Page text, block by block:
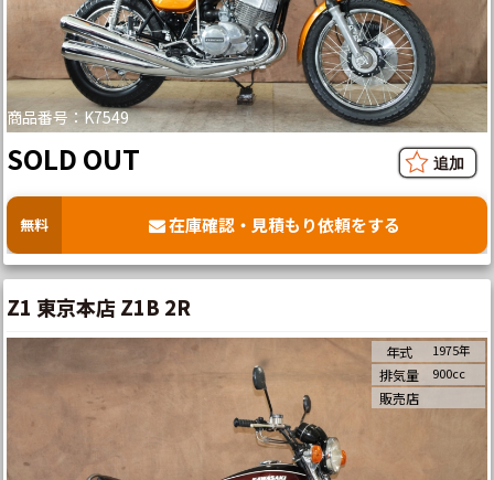
商品番号：K7549
SOLD OUT
無料 在庫確認・見積もり依頼をする
Z1 東京本店 Z1B 2R
年式 1975年
排気量 900cc
販売店